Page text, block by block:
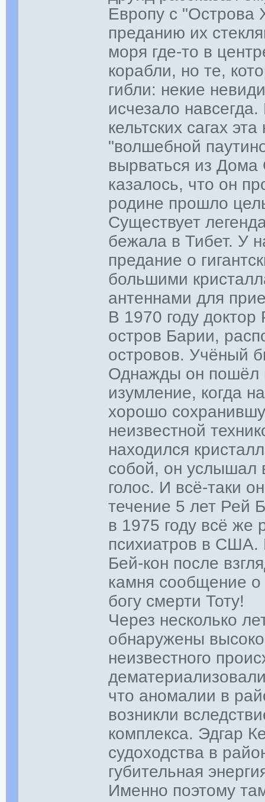
Европу с "Острова
преданию их
моря где-то в
корабли, но те,
гибли: некие
исчезало
кельтских сагах
"волшебной
вырваться из
казалось, что он
родине прошло
Существует
бежала в Тибет. У
предание о
большими
антеннами для
В 1970 году
остров Барии,
островов. Учёный
Однажды он пошёл
изумление, когда
хорошо
неизвестной
находился
собой, он услышал
голос. И всё-таки
течение 5 лет Рей
в 1975 году всё же
психиатров в США.
Бей-кон после
камня сообщение о
богу смерти Тоту!
Через несколько
обнаружены
неизвестного
что аномалии в
возникли
комплекса. Эдгар
судоходства в
губительная
Именно поэтому